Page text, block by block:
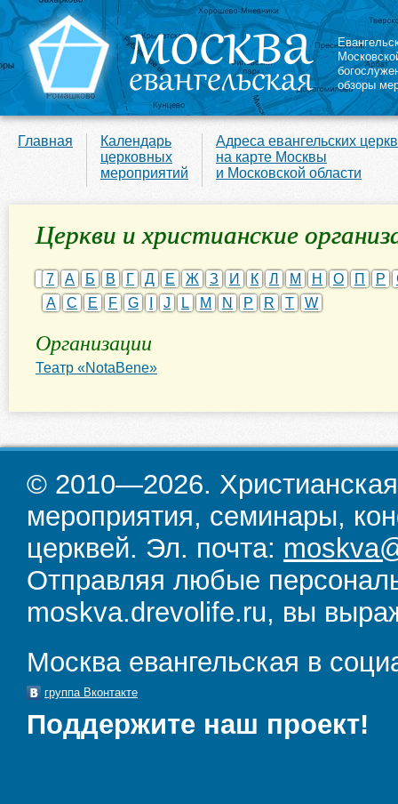
обзоры
Главная
Календарь
церковных
мероприятий
Адреса евангельских
на карте Москвы
и Московской области
Церкви и христианские
7 А Б В Г Д Е Ж З И К Л М Н О П Р
A
C E F G J L M N P R T W
Организации
Театр «NotaBene»
© 2010—2026.
мероприятия, семинары,
церквей. Эл. почта:
Отправляя любые
moskva.drevolife.ru, вы
Москва евангельская в
группа Вконтакте
Поддержите наш проект!